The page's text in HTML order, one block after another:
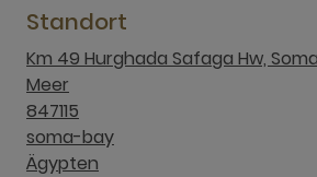
Standort
Km 49 Hurghada Safaga Hw,
Meer
847115
soma-bay
Ägypten